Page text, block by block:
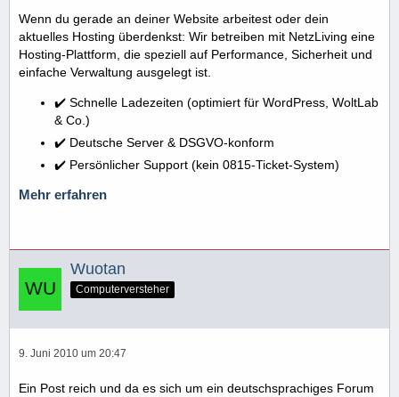
Wenn du gerade an deiner Website arbeitest oder dein
aktuelles Hosting überdenkst: Wir betreiben mit NetzLiving eine
Hosting-Plattform, die speziell auf Performance, Sicherheit und
einfache Verwaltung ausgelegt ist.
✔️ Schnelle Ladezeiten (optimiert für WordPress, WoltLab
& Co.)
✔️ Deutsche Server & DSGVO-konform
✔️ Persönlicher Support (kein 0815-Ticket-System)
Mehr erfahren
Wuotan
Computerversteher
9. Juni 2010 um 20:47
Ein Post reich und da es sich um ein deutschsprachiges Forum